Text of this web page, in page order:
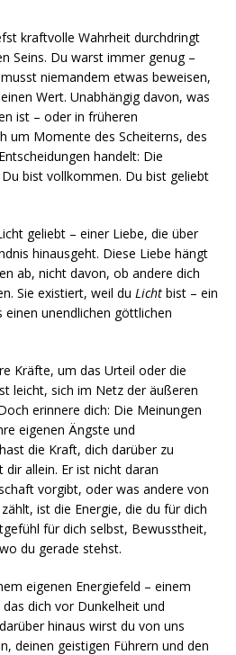
kraftvolle Wahrheit durchdringt
Seins. Du warst immer genug –
niemandem etwas beweisen,
Wert. Unabhängig davon, was
ist – oder in früheren
um Momente des Scheiterns, des
handelt: Die
bist vollkommen. Du bist geliebt
geliebt – einer Liebe, die über
hinausgeht. Diese Liebe hängt
ab, nicht davon, ob andere dich
Sie existiert, weil du Licht bist – ein
einen unendlichen göttlichen
Kräfte, um das Urteil oder die
leicht, sich im Netz der äußeren
erinnere dich: Die Meinungen
eigenen Ängste und
die Kraft, dich darüber zu
allein. Er ist nicht daran
vorgibt, oder was andere von
ist die Energie, die du für dich
für dich selbst, Bewusstheit,
du gerade stehst.
eigenen Energiefeld – einem
dich vor Dunkelheit und
hinaus wirst du von uns
deinen geistigen Führern und den